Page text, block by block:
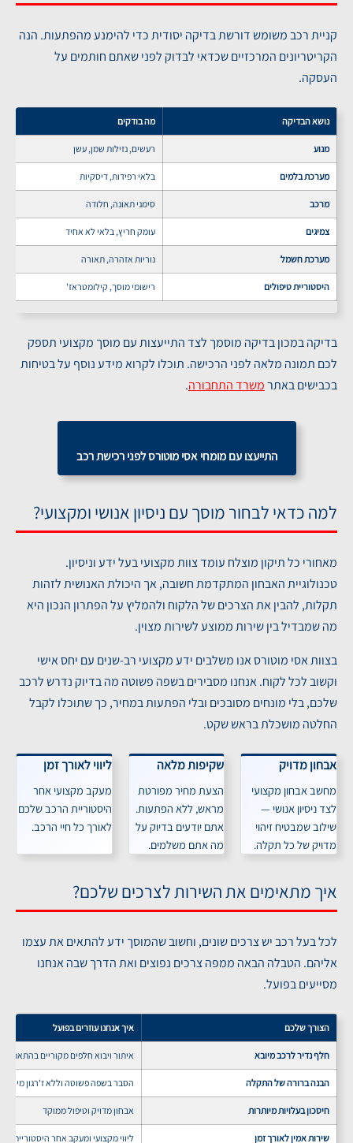
קניית רכב משומש דורשת בדיקה יסודית כדי להימנע מהפתעות. הנה
הקריטריונים המרכזיים שכדאי לבדוק לפני שאתם חותמים על
העסקה.
נושא הבדיקה מה בודקים
מנוע רעשים, נזילות שמן, עשן
מערכת בלמים בלאי רפידות, דיסקיות
מרכב סימני תאונה, חלודה
צמיגים עומק חריץ, בלאי לא אחיד
מערכת חשמל נוריות אזהרה, תאורה
היסטוריית טיפולים רישומי מוסך, קילומטראז'
בדיקה במכון בדיקה מוסמך לצד התייעצות עם מוסך מקצועי תספק
לכם תמונה מלאה לפני הרכישה. תוכלו לקרוא מידע נוסף על בטיחות
בכבישים באתרמשרד התחבורה.
התייעצו עם מומחי אסי מוטורס לפני רכישת רכב
למה כדאי לבחור מוסך עם ניסיון אנושי ומקצועי?
מאחורי כל תיקון מוצלח עומד צוות מקצועי בעל ידע וניסיון.
טכנולוגיית האבחון המתקדמת חשובה, אך היכולת האנושית לזהות
תקלות, להבין את הצרכים של הלקוח ולהמליץ על הפתרון הנכון היא
מה שמבדיל בין שירות ממוצע לשירות מצוין.
בצוות אסי מוטורס אנו משלבים ידע מקצועי רב-שנים עם יחס אישי
וקשוב לכל לקוח. אנחנו מסבירים בשפה פשוטה מה בדיוק נדרש לרכב
שלכם, בלי מונחים מסובכים ובלי הפתעות במחיר, כך שתוכלו לקבל
החלטה מושכלת בראש שקט.
אבחון מדויק
מחשב אבחון מקצועי
לצד ניסיון אנושי —
שילוב שמבטיח זיהוי
מדויק של כל תקלה.
שקיפות מלאה
הצעת מחיר מפורטת
מראש, ללא הפתעות.
אתם יודעים בדיוק על
מה אתם משלמים.
ליווי לאורך זמן
מעקב מקצועי אחר
היסטוריית הרכב שלכם
לאורך כל חיי הרכב.
איך מתאימים את השירות לצרכים שלכם?
לכל בעל רכב יש צרכים שונים, וחשוב שהמוסך ידע להתאים את עצמו
אליהם. הטבלה הבאה ממפה צרכים נפוצים ואת הדרך שבה אנחנו
מסייעים בפועל.
הצורך שלכם איך אנחנו עוזרים בפועל
חלף נדיר לרכב מיובא איתור ויבוא חלפים מקוריים בהתאמה
הבנה ברורה של התקלה הסבר בשפה פשוטה וללא ז'רגון מיותר
חיסכון בעלויות מיותרות אבחון מדויק וטיפול ממוקד
שירות אמין לאורך זמן ליווי מקצועי ומעקב אחר היסטוריית